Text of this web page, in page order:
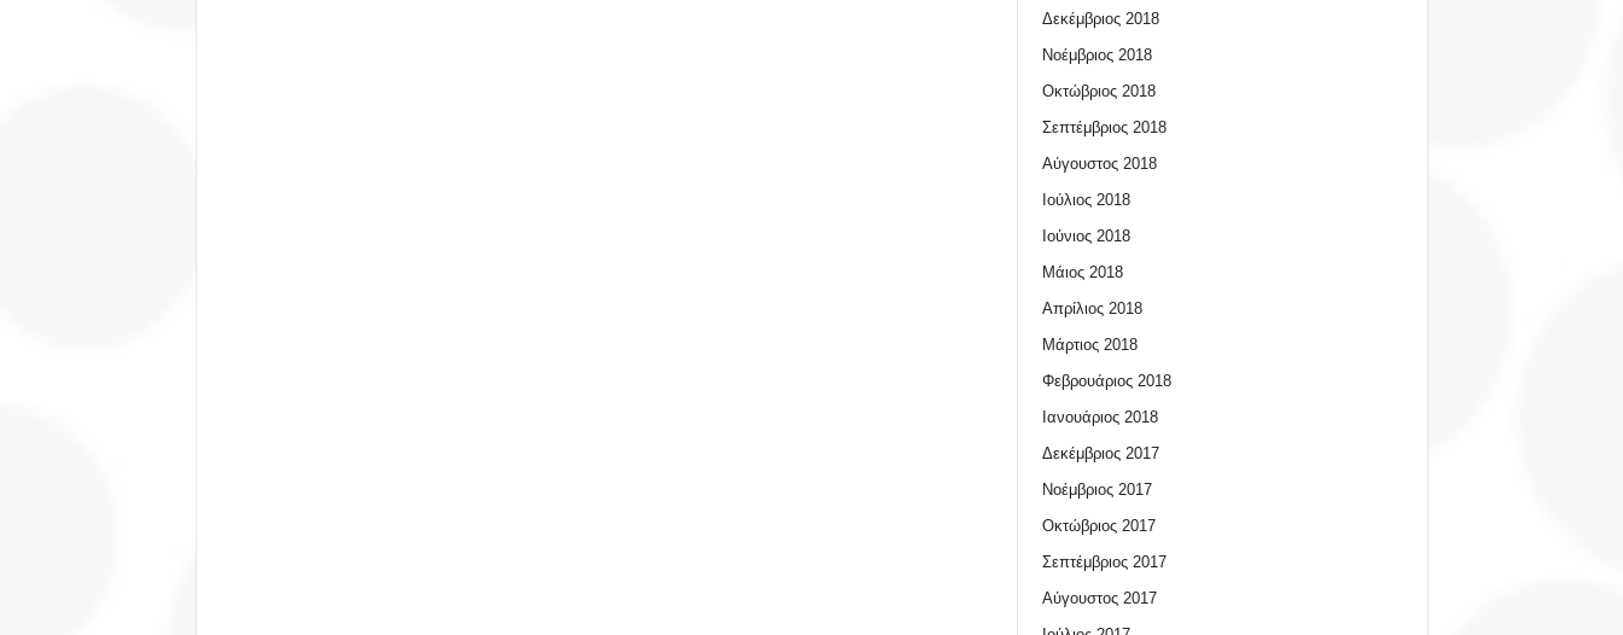
Δεκέμβριος 2018
Νοέμβριος 2018
Οκτώβριος 2018
Σεπτέμβριος 2018
Αύγουστος 2018
Ιούλιος 2018
Ιούνιος 2018
Μάιος 2018
Απρίλιος 2018
Μάρτιος 2018
Φεβρουάριος 2018
Ιανουάριος 2018
Δεκέμβριος 2017
Νοέμβριος 2017
Οκτώβριος 2017
Σεπτέμβριος 2017
Αύγουστος 2017